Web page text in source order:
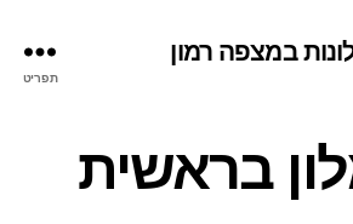
במצפה רמון
תפריט
ק
טבראשית